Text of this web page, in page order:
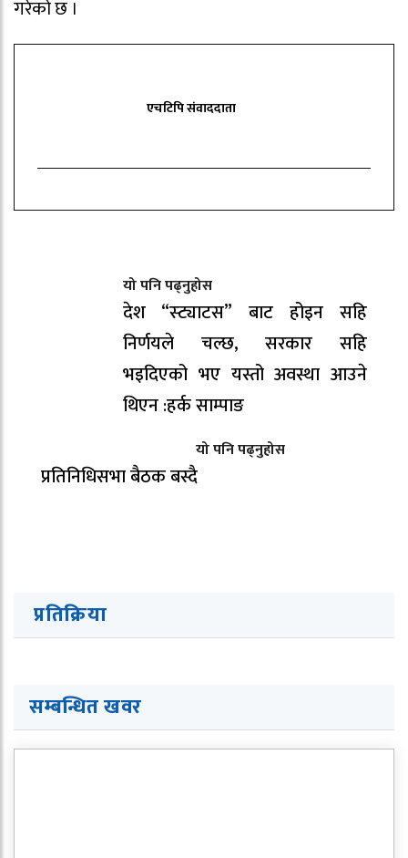
गरेको छ ।
एचटिपि संवाददाता
यो पनि पढ्नुहोस
देश “स्ट्याटस” बाट होइन सहि
निर्णयले चल्छ, सरकार सहि
भइदिएको भए यस्तो अवस्था आउने
थिएन :हर्क साम्पाङ
यो पनि पढ्नुहोस
प्रतिनिधिसभा बैठक बस्दै
प्रतिक्रिया
सम्बन्धित खवर